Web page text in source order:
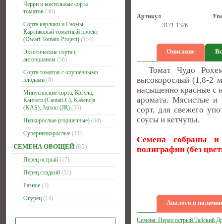
Черри и коктельные сорта
томатов (30)
Сорта карлики и Гномы
Карликовый томатный проект
(Dwarf Tomato Project) (154)
Экзотические сорта с
антонцианом (56)
Сорта томатов с опушенными
плодами (8)
Минусинские сорта, Козула,
Кантати (Cantati-C), Kasencja
(KAS), Jarson (JR) (35)
Низкорослые (горшечные) (54)
Супернизкорослые (11)
СЕМЕНА ОВОЩЕЙ (85)
Перец острый (17)
Перец сладкий (51)
Разное (3)
Огурец (14)
Артикул
3171-1326
Описание
Томат Чудо
высокорослый (1,8-2
насыщенно красные с
аромата. Мясистые
сорт, для свежего
соусы и кетчупы.
Семена собраны и
полиграфии (без
Аналоги в
Семена: Перец острый Тайский